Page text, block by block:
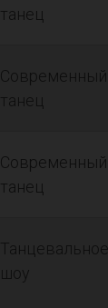
танец
Современный
танец
Современный
танец
Танцевальное
шоу